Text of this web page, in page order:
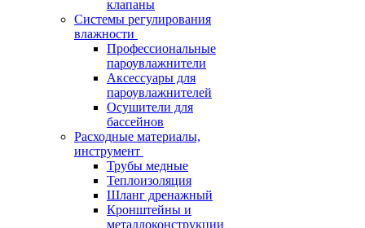
клапаны
Системы регулирования
влажности
Профессиональные
пароувлажнители
Аксессуары для
пароувлажнителей
Осушители для
бассейнов
Расходные материалы,
инструмент
Трубы медные
Теплоизоляция
Шланг дренажный
Кронштейны и
металлоконструкции